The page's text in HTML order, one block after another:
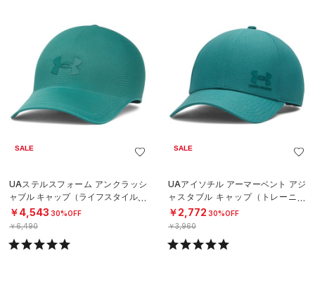
SALE
UAステルスフォーム アンクラッシ
ャブル キャップ（ライフスタイル/U
NISEX）
￥4,543 30%OFF
￥6,490
SALE
UAアイソチル アーマーベント アジ
ャスタブル キャップ（トレーニン
グ/MEN）
￥2,772 30%OFF
￥3,960